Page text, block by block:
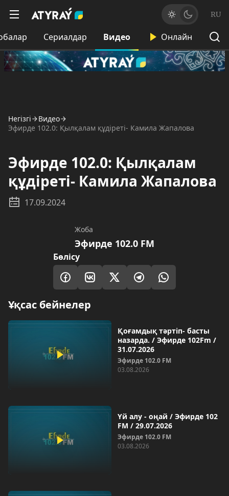
RU
Сериалдар Видео Онлайн
Негізгі
Видео
Эфирде 102.0: Қылқалам құдіреті- Камила Жапалова
Эфирде 102.0: Қылқалам
құдіреті- Камила Жапалова
17.09.2024
Жоба
Эфирде 102.0 FM
Бөлісу
Ұқсас бейнелер
Қоғамдық тәртіп- басты
назарда. / Эфирде 102Fm /
31.07.2026
Эфирде 102.0 FM
03.08.2026
Үй алу - оңай / Эфирде 102
FM / 29.07.2026
Эфирде 102.0 FM
03.08.2026